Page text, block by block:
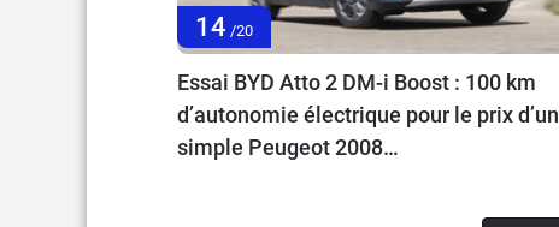
14 /20
Essai BYD Atto 2 DM-i Boost : 100 km
d’autonomie électrique pour le prix d’un
simple Peugeot 2008…